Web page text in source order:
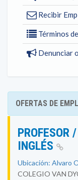
Recibir
Términos
Denunciar
OFERTAS DE
PROFESOR
INGLÉS
Ubicación: Alvaro
COLEGIO VAN